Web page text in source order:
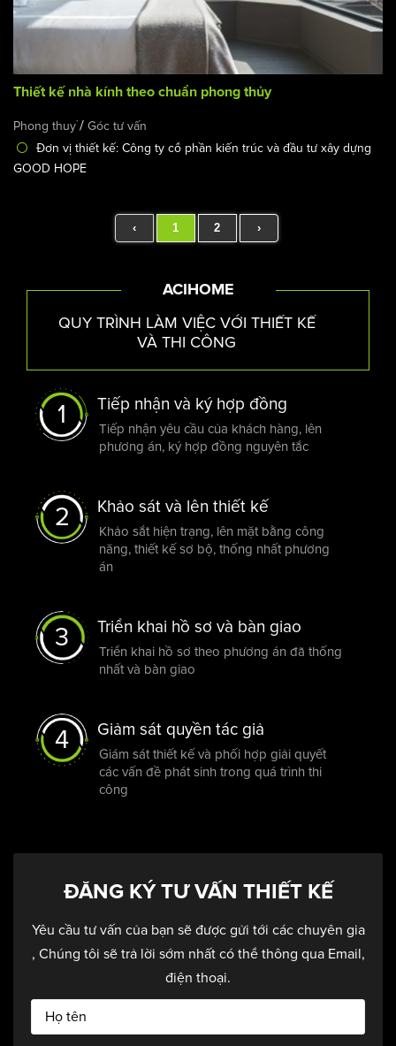
Thiết kế nhà kính theo chuẩn phong thủy
Phong thuỷ/ Góc tư vấn
Đơn vị thiết kế: Công ty cổ phần kiến trúc và đầu tư xây dựng
GOOD HOPE
‹ 1 2 ›
ACIHOME
QUY TRÌNH LÀM VIỆC VỚI THIẾT KẾ
VÀ THI CÔNG
1 Tiếp nhận và ký hợp đồng
Tiếp nhận yêu cầu của khách hàng, lên
phương án, ký hợp đồng nguyên tắc
2 Khảo sát và lên thiết kế
Khảo sắt hiện trạng, lên mặt bằng công
năng, thiết kế sơ bộ, thống nhất phương
án
3 Triển khai hồ sơ và bàn giao
Triển khai hồ sơ theo phương án đã thống
nhất và bàn giao
4 Giảm sát quyền tác giả
Giám sát thiết kế và phối hợp giải quyết
các vấn đề phát sinh trong quá trình thi
công
ĐĂNG KÝ TƯ VẤN THIẾT KẾ
Yêu cầu tư vấn của bạn sẽ được gửi tới các chuyên gia
, Chúng tôi sẽ trả lời sớm nhất có thể thông qua Email,
điện thoại.